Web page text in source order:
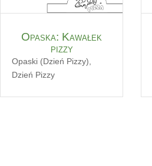
Opaska: Kawałek
pizzy
Opaski (Dzień Pizzy),
Dzień Pizzy